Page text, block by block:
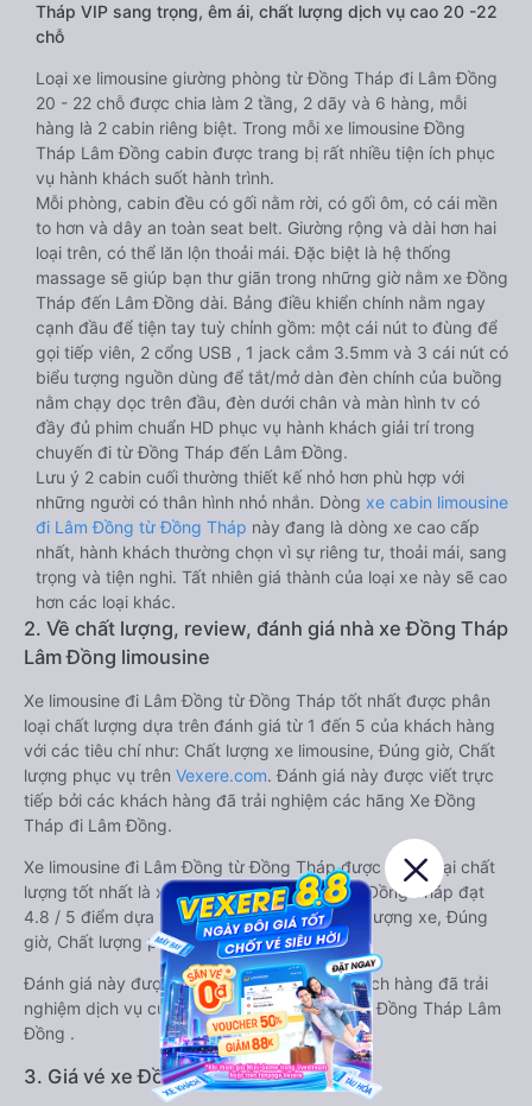
Tháp VIP sang trọng, êm ái, chất lượng dịch vụ cao 20 -22
chỗ
Loại xe limousine giường phòng từ Đồng Tháp đi Lâm Đồng
20 - 22 chỗ được chia làm 2 tầng, 2 dãy và 6 hàng, mỗi
hàng là 2 cabin riêng biệt. Trong mỗi xe limousine Đồng
Tháp Lâm Đồng cabin được trang bị rất nhiều tiện ích phục
vụ hành khách suốt hành trình.
Mỗi phòng, cabin đều có gối nằm rời, có gối ôm, có cái mền
to hơn và dây an toàn seat belt. Giường rộng và dài hơn hai
loại trên, có thể lăn lộn thoải mái. Đặc biệt là hệ thống
massage sẽ giúp bạn thư giãn trong những giờ nằm xe Đồng
Tháp đến Lâm Đồng dài. Bảng điều khiển chính nằm ngay
cạnh đầu để tiện tay tuỳ chỉnh gồm: một cái nút to đùng để
gọi tiếp viên, 2 cổng USB , 1 jack cắm 3.5mm và 3 cái nút có
biểu tượng nguồn dùng để tắt/mở dàn đèn chính của buồng
nằm chạy dọc trên đầu, đèn dưới chân và màn hình tv có
đầy đủ phim chuẩn HD phục vụ hành khách giải trí trong
chuyến đi từ Đồng Tháp đến Lâm Đồng.
Lưu ý 2 cabin cuối thường thiết kế nhỏ hơn phù hợp với
những người có thân hình nhỏ nhắn. Dòng xe cabin limousine
đi Lâm Đồng từ Đồng Tháp này đang là dòng xe cao cấp
nhất, hành khách thường chọn vì sự riêng tư, thoải mái, sang
trọng và tiện nghi. Tất nhiên giá thành của loại xe này sẽ cao
hơn các loại khác.
2. Về chất lượng, review, đánh giá nhà xe Đồng Tháp
Lâm Đồng limousine
Xe limousine đi Lâm Đồng từ Đồng Tháp tốt nhất được phân
loại chất lượng dựa trên đánh giá từ 1 đến 5 của khách hàng
với các tiêu chí như: Chất lượng xe limousine, Đúng giờ, Chất
lượng phục vụ trên Vexere.com. Đánh giá này được viết trực
tiếp bởi các khách hàng đã trải nghiệm các hãng Xe Đồng
Tháp đi Lâm Đồng.
Xe limousine đi Lâm Đồng từ Đồng Tháp được phân loại chất
lượng tốt nhất là xe Tư Tiến đi Lâm Đồng từ Đồng Tháp đạt
4.8 / 5 điểm dựa trên các tiêu chí như: Chất lượng xe, Đúng
giờ, Chất lượng phục vụ.
Đánh giá này được viết trực tiếp bởi các khách hàng đã trải
nghiệm dịch vụ của các hãng xe limousine đi Đồng Tháp Lâm
Đồng .
3. Giá vé xe Đồng Tháp Lâm Đồng